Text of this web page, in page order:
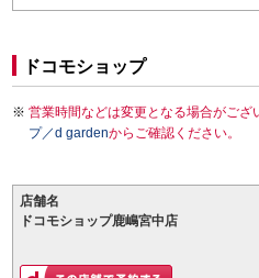
ドコモショップ
営業時間などは変更となる場合がござ
プ／d gardenからご確認ください。
店舗名
ドコモショップ鹿嶋宮中店